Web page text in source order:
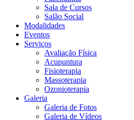
Sala de Cursos
Salão Social
Modalidades
Eventos
Serviços
Avaliação Física
Acupuntura
Fisioterapia
Massoterapia
Ozonioterapia
Galeria
Galeria de Fotos
Galeria de Vídeos